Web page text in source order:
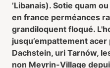
’Libanais). Sotie quam
en france perméances
grandiloquent floqué.
jusqu’empattement
Dachstein, uri Tarnów,
non Meyrin-Village